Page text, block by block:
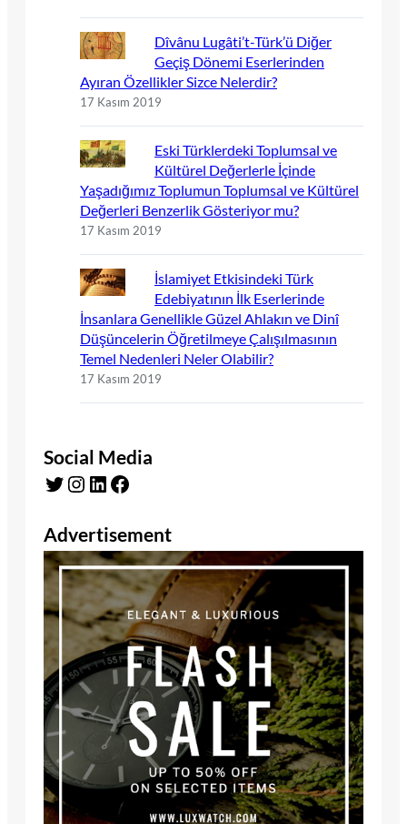
Dîvânu Lugâti’t-Türk’ü Diğer
Geçiş Dönemi Eserlerinden
Ayıran Özellikler Sizce Nelerdir?
17 Kasım 2019
Eski Türklerdeki Toplumsal ve
Kültürel Değerlerle İçinde
Yaşadığımız Toplumun Toplumsal ve Kültürel
Değerleri Benzerlik Gösteriyor mu?
17 Kasım 2019
İslamiyet Etkisindeki Türk
Edebiyatının İlk Eserlerinde
İnsanlara Genellikle Güzel Ahlakın ve Dinî
Düşüncelerin Öğretilmeye Çalışılmasının
Temel Nedenleri Neler Olabilir?
17 Kasım 2019
Social Media
Twitter Instagram LinkedIn Facebook
Advertisement